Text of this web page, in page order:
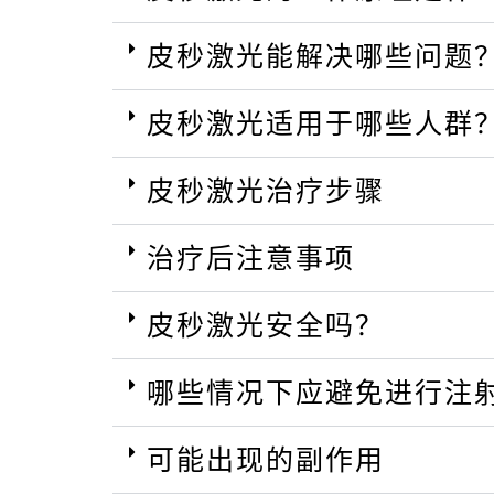
皮秒激光能解决哪些问题？
皮秒激光适用于哪些人群？
皮秒激光治疗步骤
治疗后注意事项
皮秒激光安全吗？
哪些情况下应避免进行注
可能出现的副作用